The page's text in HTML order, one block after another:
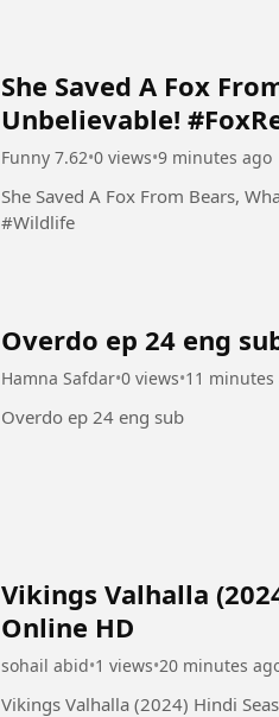
She Saved A Fox
Unbelievable!
Funny 7.62•0 views•9 minutes ago
She Saved A Fox From Bears,
#Wildlife
Overdo ep 24 eng
Hamna Safdar•0 views•11 minutes
Overdo ep 24 eng sub
Vikings Valhalla
Online HD
sohail abid•1 views•20 minutes
Vikings Valhalla (2024) Hindi